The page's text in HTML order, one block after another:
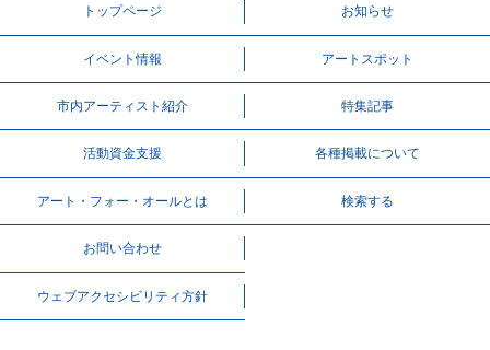
トップページ お知らせ
イベント情報 アートスポット
市内アーティスト紹介 特集記事
活動資⾦⽀援 各種掲載について
アート・フォー・オールとは 検索する
お問い合わせ
ウェブアクセシビリティ方針